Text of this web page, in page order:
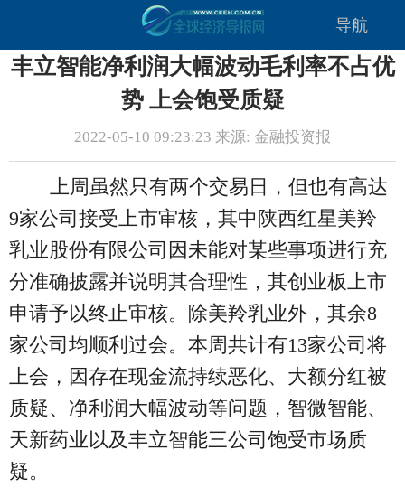
导航
丰立智能净利润大幅波动毛利率不占优
势 上会饱受质疑
2022-05-10 09:23:23 来源: 金融投资报
上周虽然只有两个交易日，但也有高达
9家公司接受上市审核，其中陕西红星美羚
乳业股份有限公司因未能对某些事项进行充
分准确披露并说明其合理性，其创业板上市
申请予以终止审核。除美羚乳业外，其余8
家公司均顺利过会。本周共计有13家公司将
上会，因存在现金流持续恶化、大额分红被
质疑、净利润大幅波动等问题，智微智能、
天新药业以及丰立智能三公司饱受市场质
疑。